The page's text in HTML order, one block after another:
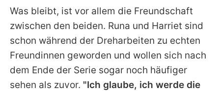
Was bleibt, ist vor allem die Freundschaft
zwischen den beiden. Runa und Harriet sind
schon während der Dreharbeiten zu echten
Freundinnen geworden und wollen sich nach
dem Ende der Serie sogar noch häufiger
sehen als zuvor. "Ich glaube, ich werde die